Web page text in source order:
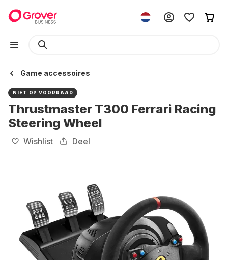
Game accessoires
NIET OP VOORRAAD
Thrustmaster T300 Ferrari Racing
Steering Wheel
Wishlist Deel